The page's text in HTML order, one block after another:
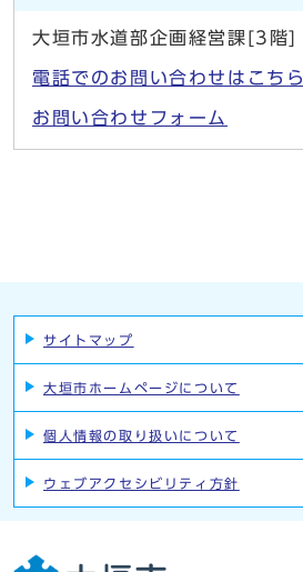
大垣市水道部企画経営課[3階]
電話でのお問い合わせはこちら
お問い合わせフォーム
サイトマップ
大垣市ホームページについて
個人情報の取り扱いについて
ウェブアクセシビリティ方針